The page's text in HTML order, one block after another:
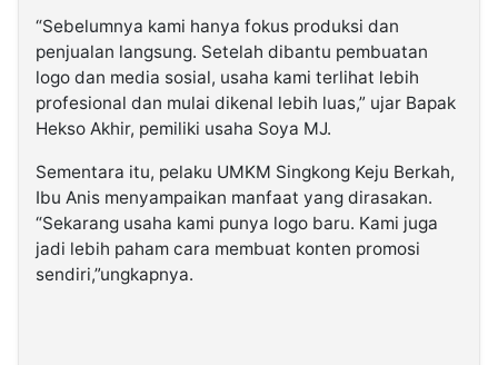
“Sebelumnya kami hanya fokus produksi dan
penjualan langsung. Setelah dibantu pembuatan
logo dan media sosial, usaha kami terlihat lebih
profesional dan mulai dikenal lebih luas,” ujar Bapak
Hekso Akhir, pemiliki usaha Soya MJ.
Sementara itu, pelaku UMKM Singkong Keju Berkah,
Ibu Anis menyampaikan manfaat yang dirasakan.
“Sekarang usaha kami punya logo baru. Kami juga
jadi lebih paham cara membuat konten promosi
sendiri,”ungkapnya.